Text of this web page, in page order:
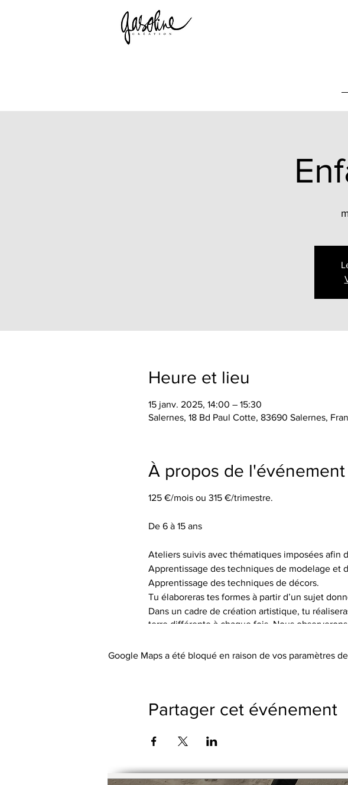
Heure et lieu
15 janv. 2025, 14:00 – 15:30
Salernes, 18 Bd Paul Cotte, 83690 Salernes,
À propos de l'événement
125 €/mois ou 315 €/trimestre.
De 6 à 15 ans
Ateliers suivis avec thématiques imposées afin
Apprentissage des techniques de modelage et
Apprentissage des techniques de décors.
Tu élaboreras tes formes à partir d’un sujet
Dans un cadre de création artistique, tu
terre différente à chaque fois. Nous
Tu auras à ta disposition le choix de 5 terres
Pas de cotisation ou de frais supplémentaires
Google Maps a été bloqué en raison de vos paramètres
Partager cet événement